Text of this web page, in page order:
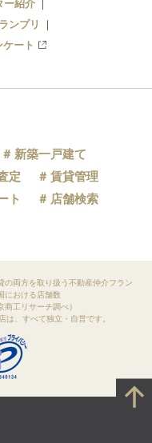
ー紹介
ンプリ
ケート
新築一戸建て
定
賃貸管理
ト
店舗検索
両方を取り扱う不動産仲介フラン
における店舗数
商工リサーチ調べ）
は、すべて独立・自営です。